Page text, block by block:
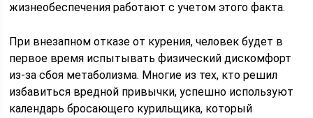
жизнеобеспечения работают с учетом этого факта.
При внезапном отказе от курения, человек будет в
первое время испытывать физический дискомфорт
из-за сбоя метаболизма. Многие из тех, кто решил
избавиться вредной привычки, успешно используют
календарь бросающего курильщика, который